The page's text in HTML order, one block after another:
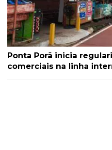
Ponta Porã inicia
comerciais na linha